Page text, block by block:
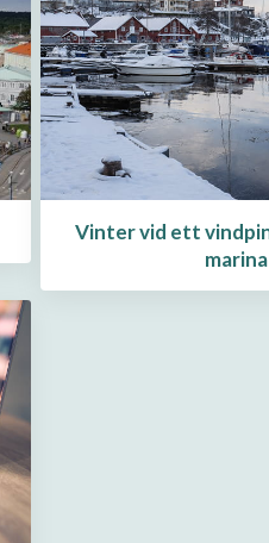
Vinter vid ett
marina